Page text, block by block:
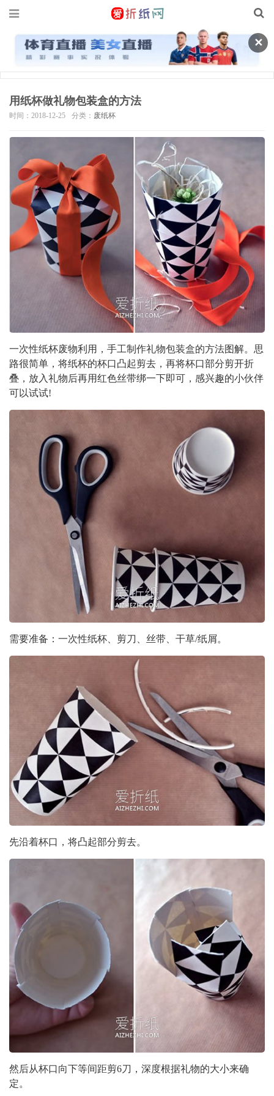
✕
用纸杯做礼物包装盒的方法
时间：2018-12-25 分类： 废纸杯
一次性纸杯废物利用，手工制作礼物包装盒的方法图解。思
路很简单，将纸杯的杯口凸起剪去，再将杯口部分剪开折
叠，放入礼物后再用红色丝带绑一下即可，感兴趣的小伙伴
可以试试!
需要准备：一次性纸杯、剪刀、丝带、干草/纸屑。
先沿着杯口，将凸起部分剪去。
然后从杯口向下等间距剪6刀，深度根据礼物的大小来确
定。